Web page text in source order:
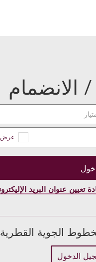
عرض
تعيين عنوان البريد
كلمة
أو رقم عضوية نادي الإمتياز
وصلتك
الجوية القطرية
الدخول